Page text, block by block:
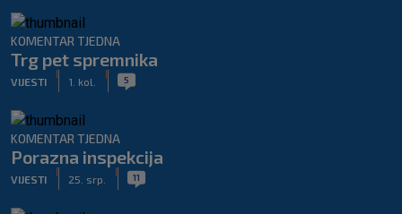
KOMENTAR TJEDNA
Trg pet spremnika
VIJESTI 1. kol. 5
KOMENTAR TJEDNA
Porazna inspekcija
VIJESTI 25. srp. 11